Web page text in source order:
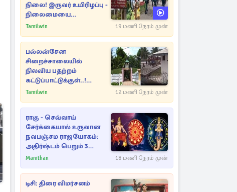
நிலை! இருவர் உயிரிழப்பு -
நிலைமையை
கட்டுப்படுத்த பொலிஸார்
Tamilwin 19 மணி நேரம் முன்
பல்லன்சேன
சிறைச்சாலையில்
நிலவிய பதற்றம்
கட்டுப்பாட்டுக்குள்..!
அதிரடியாக களமிறங்கிய
Tamilwin 12 மணி நேரம் முன்
ராகு - செவ்வாய்
சேர்க்கையால் உருவான
நவபஞ்சம ராஜயோகம்:
அதிர்ஷ்டம் பெறும் 3
ராசிகள்!
Manithan 18 மணி நேரம் முன்
டிசி: திரை விமர்சனம்